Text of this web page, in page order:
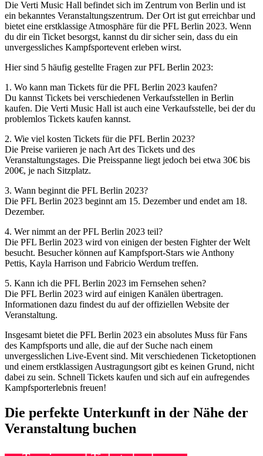
Die Verti Music Hall befindet sich im Zentrum von Berlin und ist
ein bekanntes Veranstaltungszentrum. Der Ort ist gut erreichbar und
bietet eine erstklassige Atmosphäre für die PFL Berlin 2023. Wenn
du dir ein Ticket besorgst, kannst du dir sicher sein, dass du ein
unvergessliches Kampfsportevent erleben wirst.
Hier sind 5 häufig gestellte Fragen zur PFL Berlin 2023:
1. Wo kann man Tickets für die PFL Berlin 2023 kaufen?
Du kannst Tickets bei verschiedenen Verkaufsstellen in Berlin
kaufen. Die Verti Music Hall ist auch eine Verkaufsstelle, bei der du
problemlos Tickets kaufen kannst.
2. Wie viel kosten Tickets für die PFL Berlin 2023?
Die Preise variieren je nach Art des Tickets und des
Veranstaltungstages. Die Preisspanne liegt jedoch bei etwa 30€ bis
200€, je nach Sitzplatz.
3. Wann beginnt die PFL Berlin 2023?
Die PFL Berlin 2023 beginnt am 15. Dezember und endet am 18.
Dezember.
4. Wer nimmt an der PFL Berlin 2023 teil?
Die PFL Berlin 2023 wird von einigen der besten Fighter der Welt
besucht. Besucher können auf Kampfsport-Stars wie Anthony
Pettis, Kayla Harrison und Fabricio Werdum treffen.
5. Kann ich die PFL Berlin 2023 im Fernsehen sehen?
Die PFL Berlin 2023 wird auf einigen Kanälen übertragen.
Informationen dazu findest du auf der offiziellen Website der
Veranstaltung.
Insgesamt bietet die PFL Berlin 2023 ein absolutes Muss für Fans
des Kampfsports und alle, die auf der Suche nach einem
unvergesslichen Live-Event sind. Mit verschiedenen Ticketoptionen
und einem erstklassigen Austragungsort gibt es keinen Grund, nicht
dabei zu sein. Schnell Tickets kaufen und sich auf ein aufregendes
Kampfsporterlebnis freuen!
Die perfekte Unterkunft in der Nähe der
Veranstaltung buchen